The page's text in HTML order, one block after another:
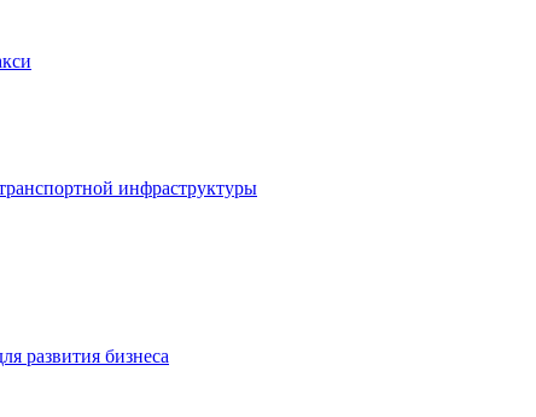
инфраструктуры
развития бизнеса